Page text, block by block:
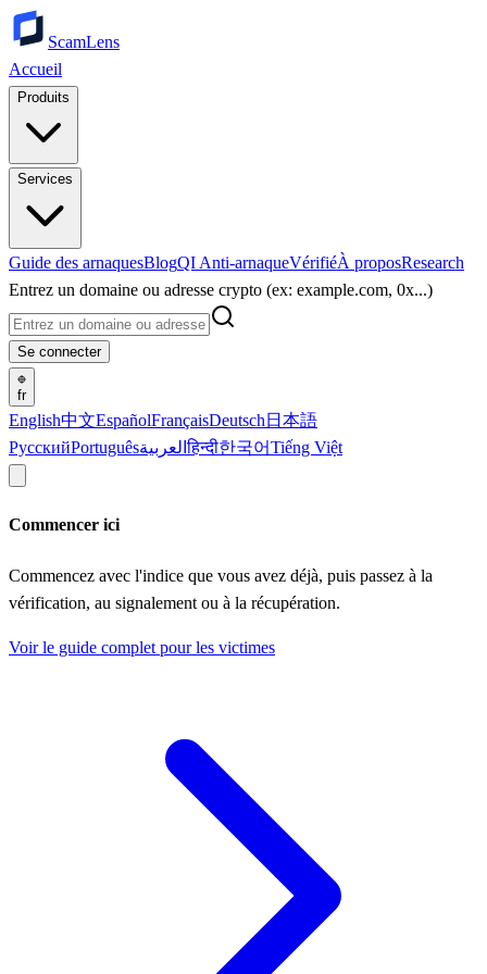
ScamLens
Accueil
Produits
Services
Guide des arnaquesBlogQI Anti-arnaqueVérifiéÀ proposResearch
Entrez un domaine ou adresse crypto (ex: example.com, 0x...)
Se connecter
fr
English中文EspañolFrançaisDeutsch 日本語
РусскийPortuguêsالعربيةहिन्दी한국어Tiếng Việt
Commencer ici
Commencez avec l'indice que vous avez déjà, puis passez à la
vérification, au signalement ou à la récupération.
Voir le guide complet pour les victimes